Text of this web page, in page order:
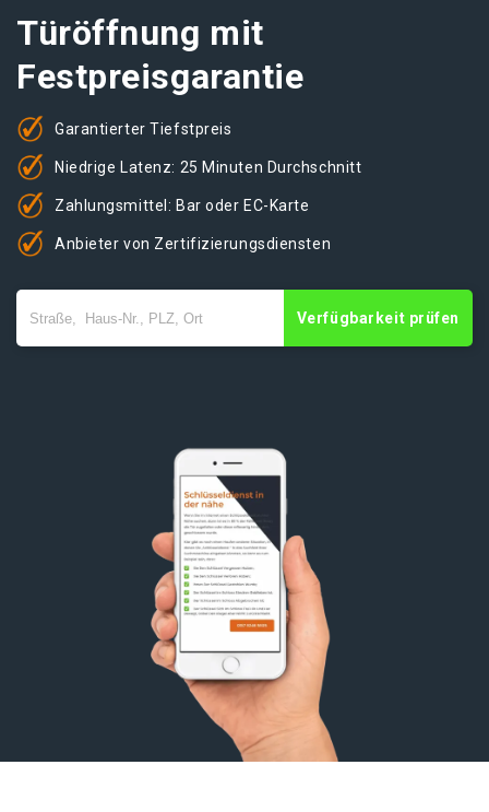
Türöffnung mit
Festpreisgarantie
Garantierter Tiefstpreis
Niedrige Latenz: 25 Minuten Durchschnitt
Zahlungsmittel: Bar oder EC-Karte
Anbieter von Zertifizierungsdiensten
Verfügbarkeit prüfen